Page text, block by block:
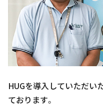
HUGを導入していただい
ております。